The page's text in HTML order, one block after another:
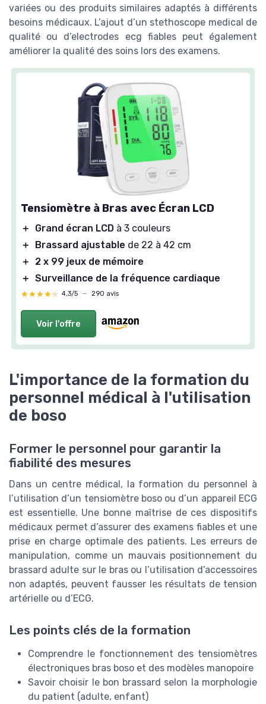
variées ou des produits similaires adaptés à différents
besoins médicaux. L’ajout d’un stethoscope medical de
qualité ou d’electrodes ecg fiables peut également
améliorer la qualité des soins lors des examens.
Tensiomètre à Bras avec Écran LCD
＋ Grand écran LCD à 3 couleurs
＋
Brassard ajustable de 22 à 42 cm
＋
2 x 99 jeux de mémoire
＋ Surveillance de la fréquence cardiaque
★★★★★
★★★★★ 4,3/5 — 290 avis
Voir l'offre
L'importance de la formation du
personnel médical à l'utilisation
de boso
Former le personnel pour garantir la
fiabilité des mesures
Dans un centre médical, la formation du personnel à
l’utilisation d’un tensiomètre boso ou d’un appareil ECG
est essentielle. Une bonne maîtrise de ces dispositifs
médicaux permet d’assurer des examens fiables et une
prise en charge optimale des patients. Les erreurs de
manipulation, comme un mauvais positionnement du
brassard adulte sur le bras ou l’utilisation d’accessoires
non adaptés, peuvent fausser les résultats de tension
artérielle ou d’ECG.
Les points clés de la formation
Comprendre le fonctionnement des tensiomètres
électroniques bras boso et des modèles manopoire
Savoir choisir le bon brassard selon la morphologie
du patient (adulte, enfant)